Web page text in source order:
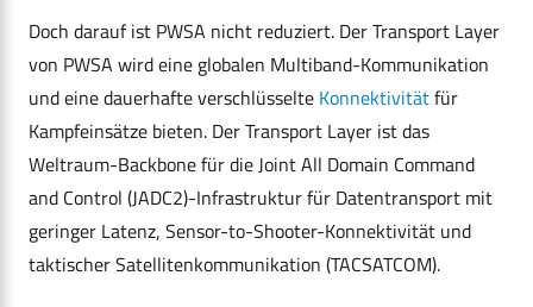
Doch darauf ist PWSA nicht reduziert. Der Transport Layer
von PWSA wird eine globalen Multiband-Kommunikation
und eine dauerhafte verschlüsselte Konnektivitätfür
Kampfeinsätze bieten. Der Transport Layer ist das
Weltraum-Backbone für die Joint All Domain Command
and Control (JADC2)-Infrastruktur für Datentransport mit
geringer Latenz, Sensor-to-Shooter-Konnektivität und
taktischer Satellitenkommunikation (TACSATCOM).